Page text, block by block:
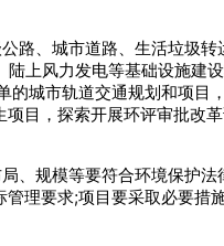
路、城市道路、生活垃圾
上风力发电等基础设施建
城市轨道交通规划和项目
目，探索开展环评审批改
规模等要符合环境保护
理要求;项目要采取必要措